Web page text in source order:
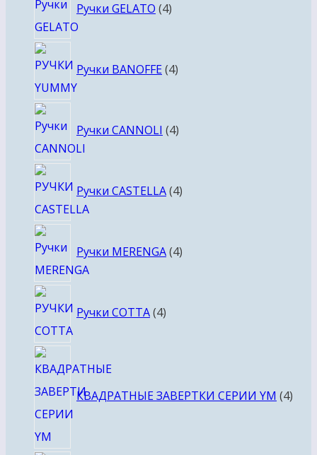
Ручки GELATO 4товара
Ручки BANOFFE 4товара
Ручки CANNOLI 4товара
Ручки CASTELLA 4товара
Ручки MERENGA 4товара
Ручки COTTA 4товара
КВАДРАТНЫЕ ЗАВЕРТКИ СЕРИИ YM 4